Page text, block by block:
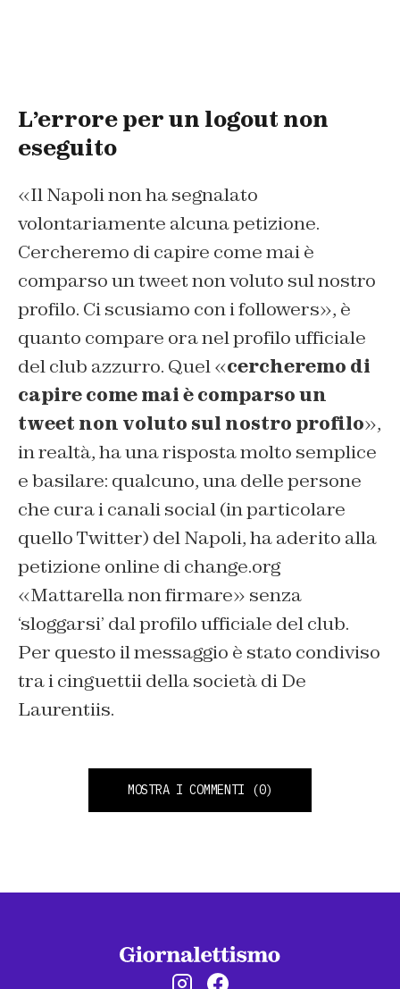
L’errore per un logout non
eseguito
«IlNapolinon ha segnalato
volontariamente alcuna petizione.
Cercheremo di capire come mai è
comparso un tweet non voluto sul nostro
profilo. Ci scusiamo con i followers», è
quanto compare ora nel profilo ufficiale
del club azzurro. Quel «cercheremo di
capire come mai è comparso un
tweet non voluto sul nostro profilo»,
in realtà, ha una risposta molto semplice
e basilare: qualcuno, una delle persone
che cura i canali social (in particolare
quello Twitter) del Napoli, ha aderito alla
petizione online di change.org
«Mattarella non firmare» senza
‘sloggarsi’ dal profilo ufficiale del club.
Per questo il messaggio è stato condiviso
tra i cinguettii della società di De
Laurentiis.
MOSTRA I COMMENTI (0)